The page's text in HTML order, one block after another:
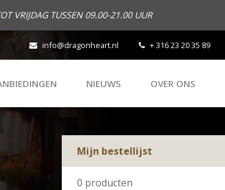
VRIJDAG TUSSEN 09.00-21.00 UUR
info@dragonheart.nl + 316 23 20 35 89
NIEUWS OVER ONS
Mijn bestellijst
0 producten